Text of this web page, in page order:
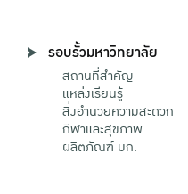
รอบรั้วมหาวิทยาลัย
สถานที่สำคัญ
แหล่งเรียนรู้
สิ่งอำนวยความสะดวก
กีฬาและสุขภาพ
ผลิตภัณฑ์ มก.